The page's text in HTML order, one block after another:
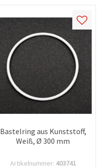
Bastelring aus Kunststoff,
Weiß, Ø 300 mm
Artikelnummer: 403741